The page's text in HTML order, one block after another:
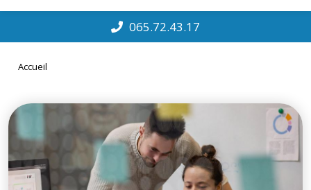
065.72.43.17
Accueil